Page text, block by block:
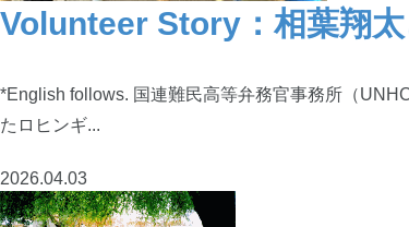
Volunteer Story：相葉翔
*English follows. 国連難民高等弁務官事務所（
たロヒンギ...
2026.04.03